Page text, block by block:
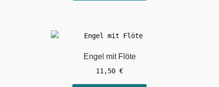
Engel mit Flöte
11,50 €